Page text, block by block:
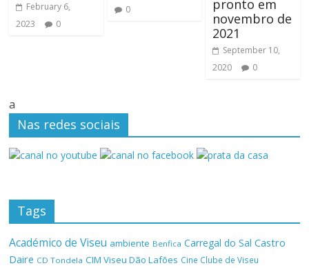
February 6,
2023
0
0
pronto em
novembro de
2021
September 10,
2020
0
a
Nas redes sociais
Tags
Académico de Viseu ambiente Benfica Carregal do Sal Castro
Daire CD Tondela CIM Viseu Dão Lafões Cine Clube de Viseu